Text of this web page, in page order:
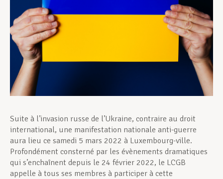
Devenir Membre
Actualités
Suite à l’invasion russe de l’Ukraine, contraire au droit
international, une manifestation nationale anti-guerre
aura lieu ce samedi 5 mars 2022 à Luxembourg-ville.
Profondément consterné par les évènements dramatiques
qui s’enchaînent depuis le 24 février 2022, le LCGB
appelle à tous ses membres à participer à cette